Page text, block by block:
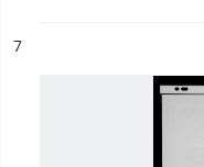
n°
7